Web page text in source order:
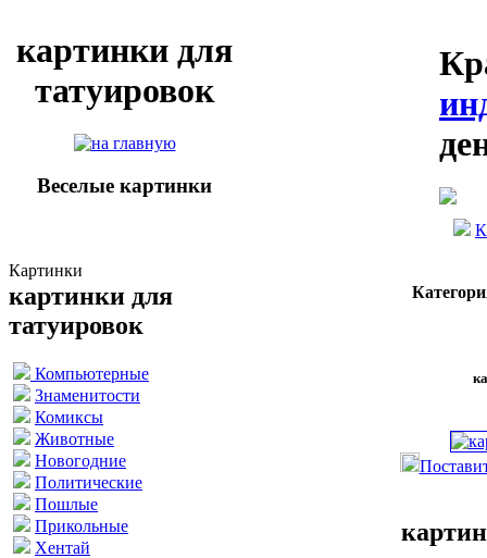
картинки для
татуировок
Веселые картинки
Картинки
картинки для
татуировок
Компьютерные
Знаменитости
Комиксы
Животные
Новогодние
Политические
Пошлые
Прикольные
Хентай